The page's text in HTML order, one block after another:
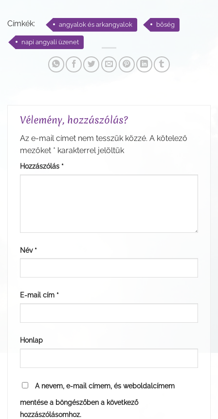
Címkék: angyalok és arkangyalok bőség
napi angyali üzenet
Vélemény, hozzászólás?
Az e-mail címet nem tesszük közzé. A kötelező
mezőket * karakterrel jelöltük
Hozzászólás *
Név *
E-mail cím *
Honlap
A nevem, e-mail címem, és weboldalcímem
mentése a böngészőben a következő
hozzászólásomhoz.